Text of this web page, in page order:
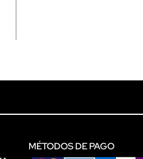
MÉTODOS DE PAGO